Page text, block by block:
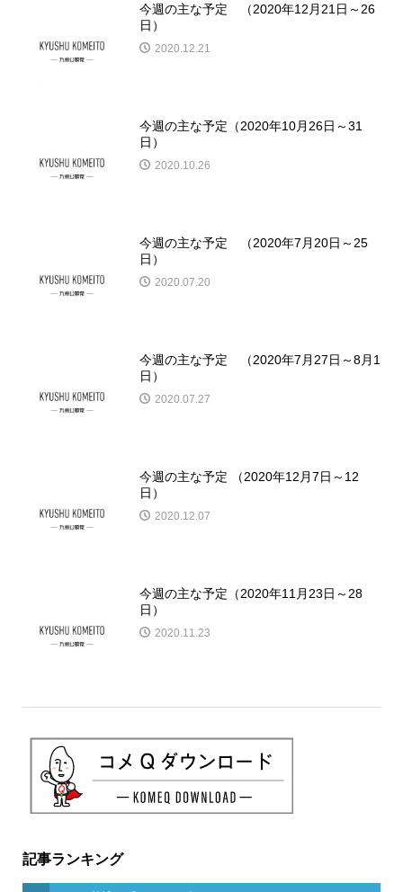
今週の主な予定 （2020年12月21日～26
日）
2020.12.21
今週の主な予定（2020年10月26日～31
日）
2020.10.26
今週の主な予定 （2020年7月20日～25
日）
2020.07.20
今週の主な予定 （2020年7月27日～8月1
日）
2020.07.27
今週の主な予定 （2020年12月7日～12
日）
2020.12.07
今週の主な予定（2020年11月23日～28
日）
2020.11.23
記事ランキング